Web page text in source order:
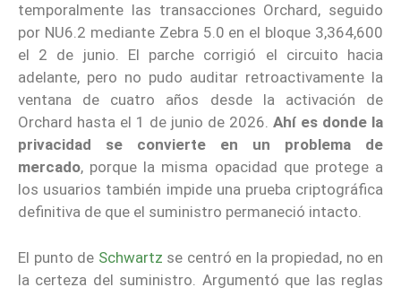
temporalmente las transacciones Orchard, seguido
por NU6.2 mediante Zebra 5.0 en el bloque 3,364,600
el 2 de junio. El parche corrigió el circuito hacia
adelante, pero no pudo auditar retroactivamente la
ventana de cuatro años desde la activación de
Orchard hasta el 1 de junio de 2026. Ahí es donde la
privacidad se convierte en un problema de
mercado, porque la misma opacidad que protege a
los usuarios también impide una prueba criptográfica
definitiva de que el suministro permaneció intacto.
El punto de Schwartz se centró en la propiedad, no en
la certeza del suministro. Argumentó que las reglas